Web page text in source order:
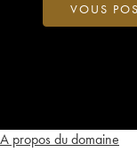
A propos du domaine
VOUS